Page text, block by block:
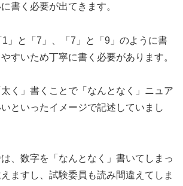
書く必要が出てきます。
1」と「7」、「7」と「9」のように書
すいため丁寧に書く必要があります。
く」書くことで「なんとなく」ニュア
といったイメージで記述していまし
、数字を「なんとなく」書いてしまっ
ますし、試験委員も読み間違えてしま